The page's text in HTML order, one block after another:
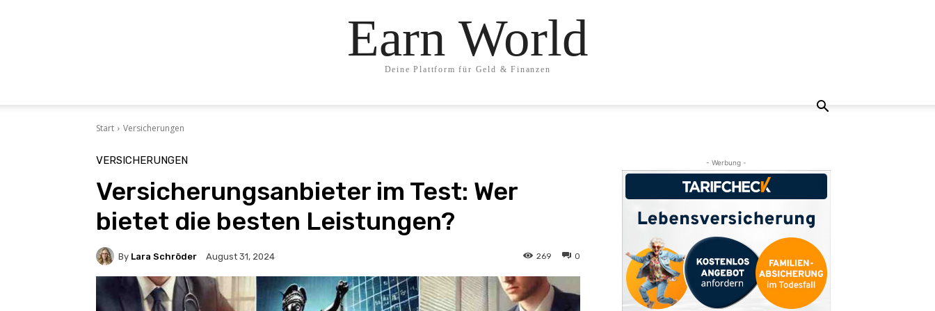
Earn World
Deine Plattform für Geld & Finanzen
Start Versicherungen
VERSICHERUNGEN
Versicherungsanbieter im Test: Wer
bietet die besten Leistungen?
By Lara Schröder August 31, 2024 0
269
- Werbung -